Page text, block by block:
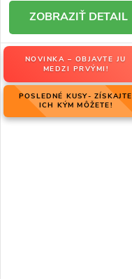
DETAIL
NOVINKA – OBJAVTE JU
MEDZI PRVÝMI!
POSLEDNÉ KUSY- ZÍSKAJTE
ICH KÝM MÔŽETE!